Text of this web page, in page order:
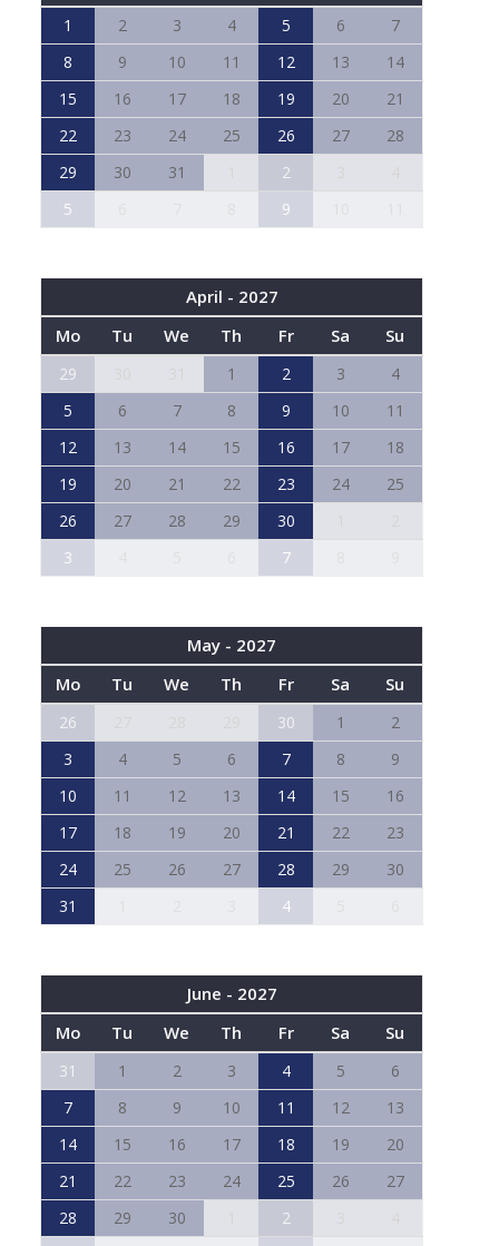
1 2 3 4 5 6
7
8
9 10 11 12 13
14
15
16 17 18 19 20
21
22
23 24 25 26 27
28
29
30 31 2
5
9
April - 2027
Mo
Tu We Th Fr Sa Su
29 1 2 3
4
5
6 7 8 9 10
11
12
13 14 15 16 17
18
19
20 21 22 23 24
25
26
27 28 29 30
3
7
May - 2027
Mo
Tu We Th Fr Sa Su
26 30 1
2
3
4 5 6 7 8
9
10
11 12 13 14 15
16
17
18 19 20 21 22
23
24
25 26 27 28 29
30
31
4
June - 2027
Mo
Tu We Th Fr Sa Su
31 1 2 3 4 5
6
7
8 9 10 11 12
13
14
15 16 17 18 19
20
21
22 23 24 25 26
27
28
29 30 2